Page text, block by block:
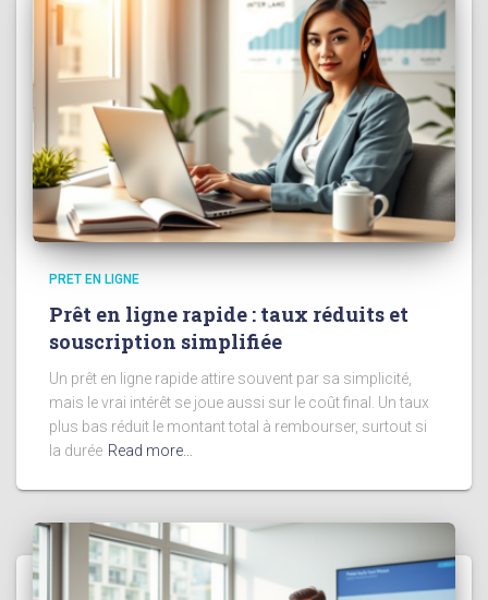
PRET EN LIGNE
Prêt en ligne rapide : taux réduits et
souscription simplifiée
Un prêt en ligne rapide attire souvent par sa simplicité,
mais le vrai intérêt se joue aussi sur le coût final. Un taux
plus bas réduit le montant total à rembourser, surtout si
la durée Read more…